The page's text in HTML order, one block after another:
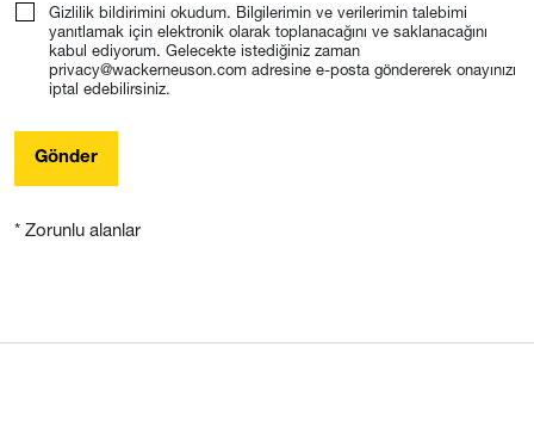
Gizlilik bildirimini okudum. Bilgilerimin ve verilerimin talebimi
yanıtlamak için elektronik olarak toplanacağını ve saklanacağını
kabul ediyorum. Gelecekte istediğiniz zaman
privacy@wackerneuson.com adresine e-posta göndererek onayınızı
iptal edebilirsiniz.
Gönder
* Zorunlu alanlar